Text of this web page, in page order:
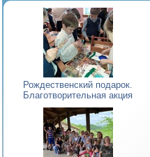
Рождественский подарок.
Благотворительная акция